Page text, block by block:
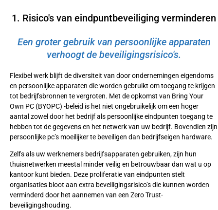
1. Risico's van eindpuntbeveiliging verminderen
Een groter gebruik van persoonlijke apparaten
verhoogt de beveiligingsrisico's.
Flexibel werk blijft de diversiteit van door ondernemingen eigendoms
en persoonlijke apparaten die worden gebruikt om toegang te krijgen
tot bedrijfsbronnen te vergroten. Met de opkomst van Bring Your
Own PC (BYOPC) -beleid is het niet ongebruikelijk om een hoger
aantal zowel door het bedrijf als persoonlijke eindpunten toegang te
hebben tot de gegevens en het netwerk van uw bedrijf. Bovendien zijn
persoonlijke pc’s moeilijker te beveiligen dan bedrijfseigen hardware.
Zelfs als uw werknemers bedrijfsapparaten gebruiken, zijn hun
thuisnetwerken meestal minder veilig en betrouwbaar dan wat u op
kantoor kunt bieden. Deze proliferatie van eindpunten stelt
organisaties bloot aan extra beveiligingsrisico’s die kunnen worden
verminderd door het aannemen van een Zero Trust-
beveiligingshouding.